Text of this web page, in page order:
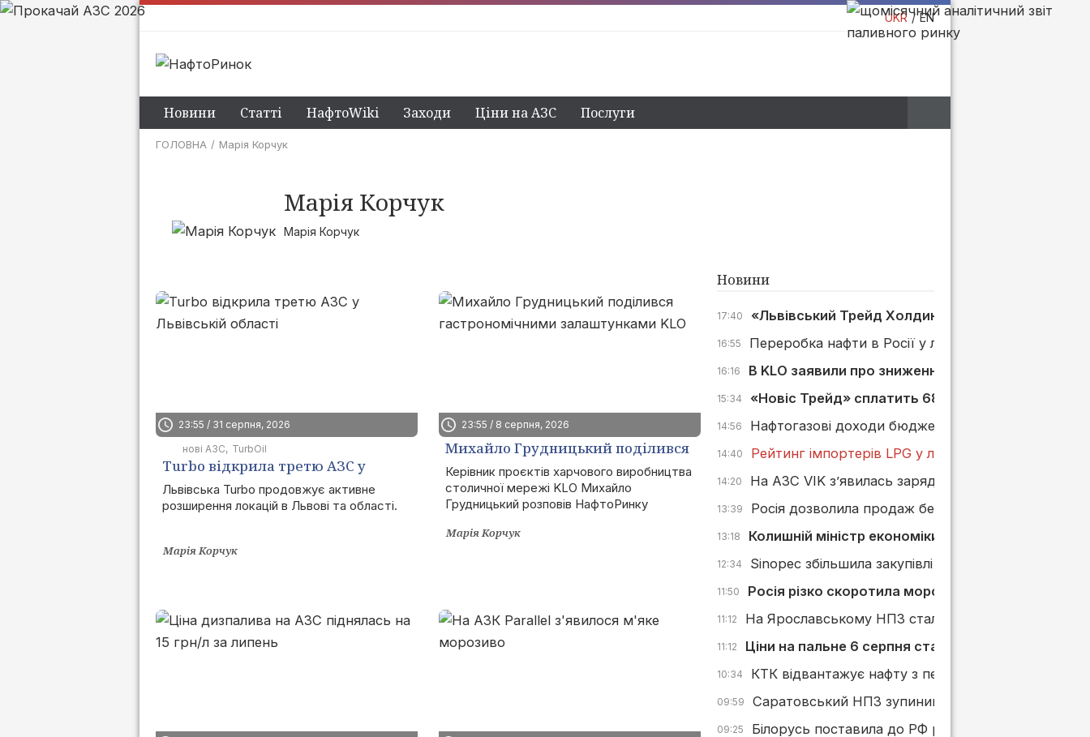
UKR EN
Новини Статті НафтоWiki Заходи Ціни на АЗС Послуги
ГОЛОВНА Марія Корчук
Марія Корчук
Марія Корчук
23:55 / 31 серпня, 2026
нові АЗС
TurbOil
Turbo відкрила третю АЗС у
Львівській області
Львівська Turbo продовжує активне
розширення локацій в Львові та області.
Марія Корчук
23:55 / 8 серпня, 2026
Михайло Грудницький поділився
гастрономічними залаштунками
KLO
Керівник проєктів харчового виробництва
столичної мережі KLO Михайло
Грудницький розповів НафтоРинку
Марія Корчук
Новини
17:40 «Львівський Трейд Холдинг» в суді стягнув 500
16:55 Переробка нафти в Росії у липні зросла на 4%,
16:16 В KLO заявили про зниження маржі АЗС через
15:34 «Новіс Трейд» сплатить 680 тис. грн штрафу за
14:56 Нафтогазові доходи бюджету РФ зросли у липні,
14:40 Рейтинг імпортерів LPG у липні 2026 року: БРСМ-
14:20 На АЗС VIK з’явилась зарядна станція від GO
13:39 Росія дозволила продаж бензину стандарту
13:18 Колишній міністр економіки може увійти до
12:34 Sinopec збільшила закупівлі російської нафти ESPO
11:50 Росія різко скоротила морський експорт
11:12 На Ярославському НПЗ сталася пожежа після
11:12 Ціни на пальне 6 серпня стабілізувалися, а БРСМ
10:34 КТК відвантажує нафту з перебоями через
09:59 Саратовський НПЗ зупинив переробку нафти
09:25 Білорусь поставила до РФ рекордні обсяги